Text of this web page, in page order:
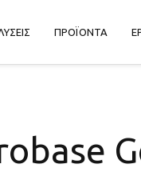
ΠΡΟΪΟΝΤΑ